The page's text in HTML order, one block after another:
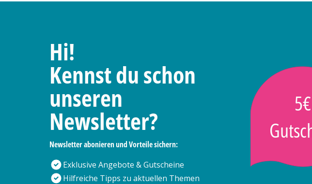
Hi!
Kennst du schon
unseren
Newsletter?
Newsletter abonieren und Vorteile sichern:
Exklusive Angebote & Gutscheine
Hilfreiche Tipps zu aktuellen Themen
5€